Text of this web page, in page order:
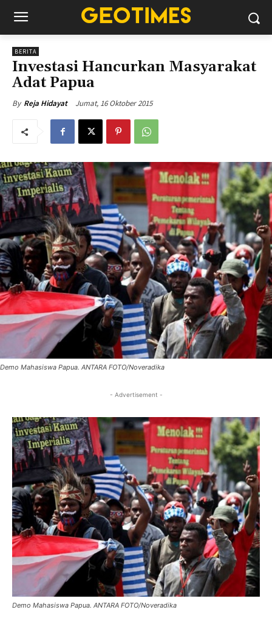
BERITA
Investasi Hancurkan Masyarakat
Adat Papua
By Reja Hidayat Jumat, 16 Oktober 2015
Demo Mahasiswa Papua. ANTARA FOTO/Noveradika
- Advertisement -
Demo Mahasiswa Papua. ANTARA FOTO/Noveradika